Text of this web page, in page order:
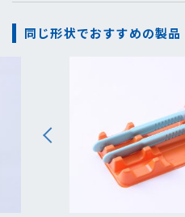
同じ形状でおすすめの製品